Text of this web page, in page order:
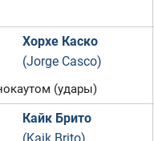
Хорхе Каско
(Jorge Casco)
(удары)
Кайк Брито